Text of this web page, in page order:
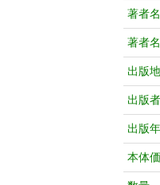
著者名
著者
出版地
出版者
出版
本体